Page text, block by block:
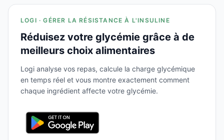
LOGI · GÉRER LA RÉSISTANCE À L'INSULINE
Réduisez votre glycémie grâce à de
meilleurs choix alimentaires
Logi analyse vos repas, calcule la charge glycémique
en temps réel et vous montre exactement comment
chaque ingrédient affecte votre glycémie.